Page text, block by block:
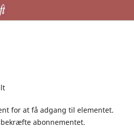
for at få adgang til elementet.
abonnementet.